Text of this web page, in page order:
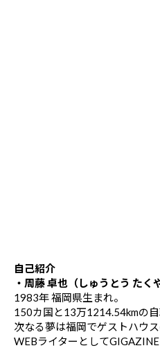
自己紹介
・周藤 卓也（しゅうとう たくや
1983年 福岡県生まれ。
150カ国と13万1214.54kmの自
次なる夢は福岡でゲストハウス
WEBライターとして